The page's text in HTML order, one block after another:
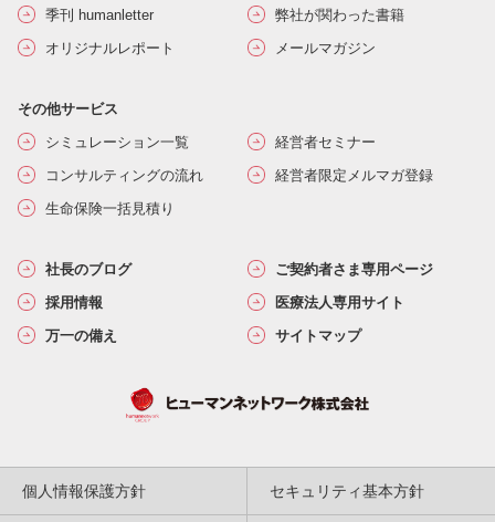
季刊 humanletter
弊社が関わった書籍
オリジナルレポート
メールマガジン
その他サービス
シミュレーション一覧
経営者セミナー
コンサルティングの流れ
経営者限定メルマガ登録
生命保険一括見積り
社長のブログ
ご契約者さま専用ページ
採用情報
医療法人専用サイト
万一の備え
サイトマップ
個人情報保護方針 セキュリティ基本方針